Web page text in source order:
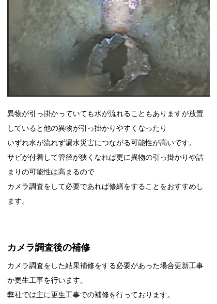
異物が引っ掛かっていても水が流れることもありますが放置
していると他の異物が引っ掛かりやすくなったり
いずれ水が流れず漏水災害につながる可能性が高いです。
サビが付着して管径が狭くなれば更に異物の引っ掛かりや詰
まりの可能性は高まるので
カメラ調査をして必要であれば修繕をすることをおすすめし
ます。
カメラ調査後の補修
カメラ調査をした結果補修をする必要があった場合更新工事
か更生工事を行います。
弊社では主に更生工事での補修を行っております。